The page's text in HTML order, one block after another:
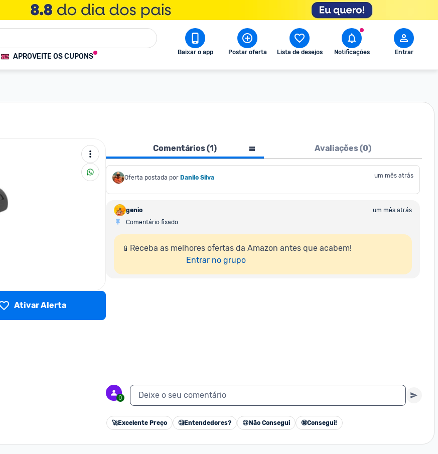
APROVEITE OS CUPONS Baixar o app Postar oferta Lista de desejos Notificações Entrar
Ativar Alerta
Comentários (1) Avaliações (0)
Oferta postada por Danilo Silva um mês atrás
genio
um mês atrás
Comentário fixado
📱Receba as melhores ofertas da Amazon antes que acabem!
Entrar no grupo
0 Deixe o seu comentário
🚀Excelente Preço 🧐Entendedores? 😢 Não Consegui 🤩Consegui!